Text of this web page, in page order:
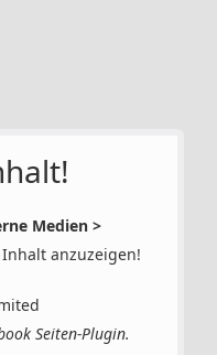
Medien >
anzuzeigen!
Seiten-Plugin.